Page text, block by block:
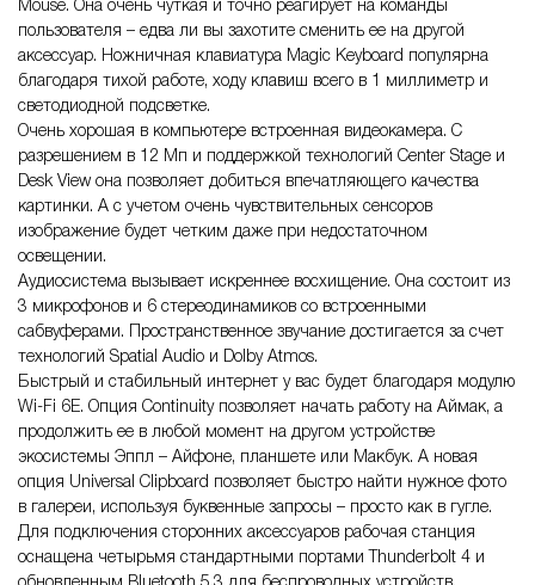
Mouse. Она очень чуткая и точно реагирует на команды
пользователя – едва ли вы захотите сменить ее на другой
аксессуар. Ножничная клавиатура Magic Keyboard популярна
благодаря тихой работе, ходу клавиш всего в 1 миллиметр и
светодиодной подсветке.
Очень хорошая в компьютере встроенная видеокамера. С
разрешением в 12 Мп и поддержкой технологий Center Stage и
Desk View она позволяет добиться впечатляющего качества
картинки. А с учетом очень чувствительных сенсоров
изображение будет четким даже при недостаточном
освещении.
Аудиосистема вызывает искреннее восхищение. Она состоит из
3 микрофонов и 6 стереодинамиков со встроенными
сабвуферами. Пространственное звучание достигается за счет
технологий Spatial Audio и Dolby Atmos.
Быстрый и стабильный интернет у вас будет благодаря модулю
Wi-Fi 6E. Опция Continuity позволяет начать работу на Аймак, а
продолжить ее в любой момент на другом устройстве
экосистемы Эппл – Айфоне, планшете или Макбук. А новая
опция Universal Clipboard позволяет быстро найти нужное фото
в галереи, используя буквенные запросы – просто как в гугле.
Для подключения сторонних аксессуаров рабочая станция
оснащена четырьмя стандартными портами Thunderbolt 4 и